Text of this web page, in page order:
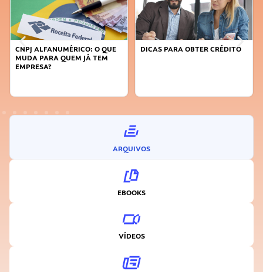
DICAS PARA OBTER CRÉDITO
FAÇA A DIFERENÇA: SEJA
ARQUIVOS
EBOOKS
VÍDEOS